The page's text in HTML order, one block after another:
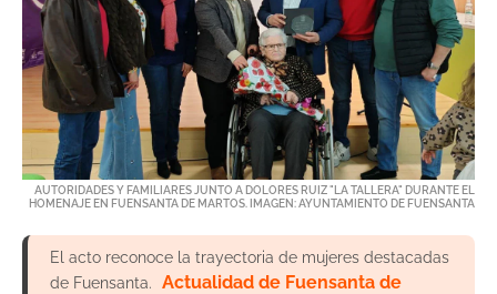
AUTORIDADES Y FAMILIARES JUNTO A DOLORES RUIZ "LA TALLERA" DURANTE EL
HOMENAJE EN FUENSANTA DE MARTOS. IMAGEN: AYUNTAMIENTO DE FUENSANTA
El acto reconoce la trayectoria de mujeres destacadas
de Fuensanta.
Actualidad de Fuensanta de